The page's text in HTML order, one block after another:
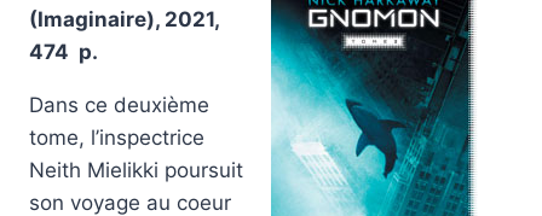
(Imaginaire), 2021,
474 p.
Dans ce deuxième
tome, l’inspectrice
Neith Mielikki poursuit
son voyage au coeur